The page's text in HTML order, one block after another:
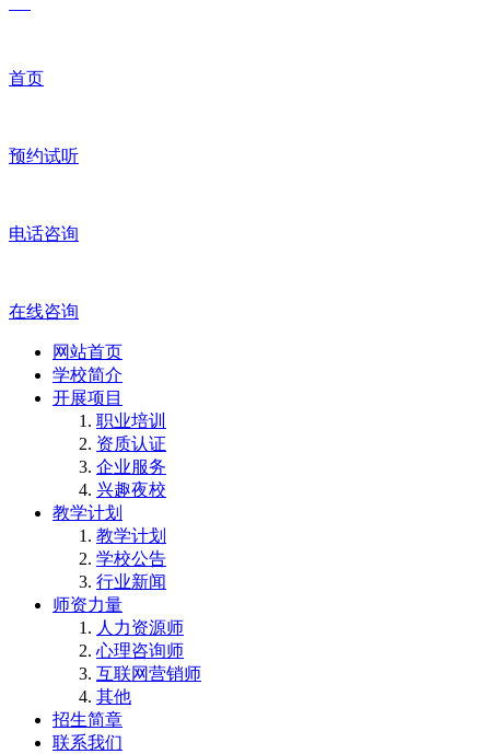
首页
预约试听
电话咨询
在线咨询
网站首页
学校简介
开展项目
职业培训
资质认证
企业服务
兴趣夜校
教学计划
教学计划
学校公告
行业新闻
师资力量
人力资源师
心理咨询师
互联网营销师
其他
招生简章
联系我们